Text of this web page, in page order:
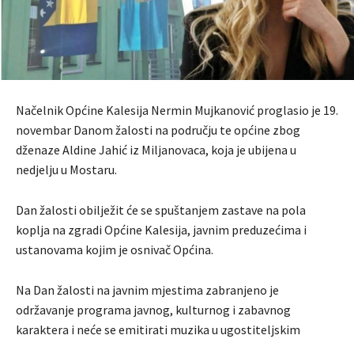
Načelnik Općine Kalesija Nermin Mujkanović proglasio je 19.
novembar Danom žalosti na području te općine zbog
dženaze Aldine Jahić iz Miljanovaca, koja je ubijena u
nedjelju u Mostaru.
Dan žalosti obilježit će se spuštanjem zastave na pola
koplja na zgradi Općine Kalesija, javnim preduzećima i
ustanovama kojim je osnivač Općina.
Na Dan žalosti na javnim mjestima zabranjeno je
održavanje programa javnog, kulturnog i zabavnog
karaktera i neće se emitirati muzika u ugostiteljskim